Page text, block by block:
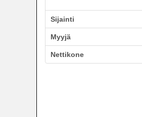
Sijainti
Myyjä
Nettikone